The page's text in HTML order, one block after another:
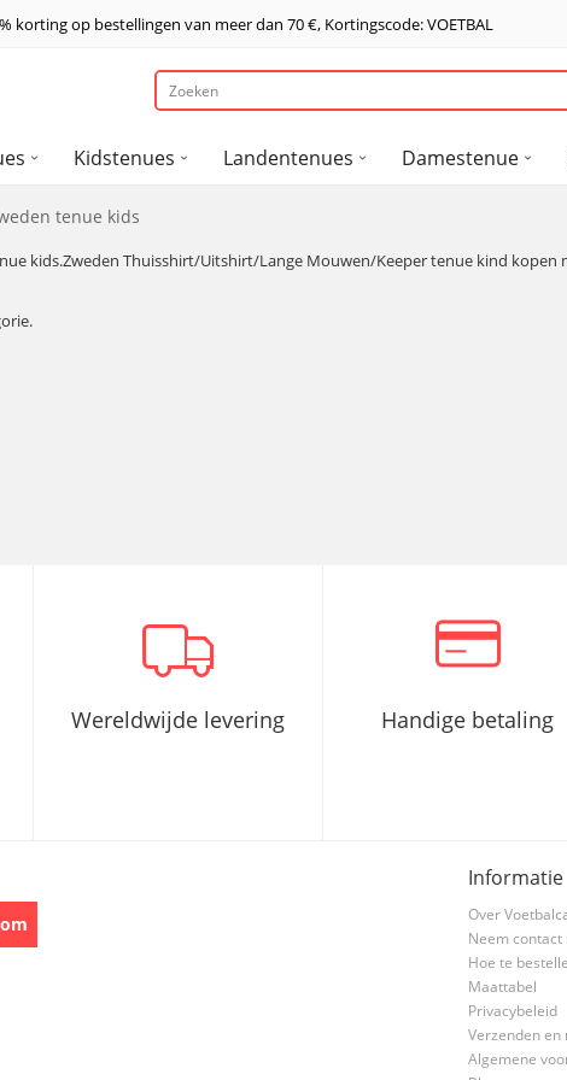
korting op bestellingen van meer dan 70 €, Kortingscode: VOETBAL
Kidstenues Landentenues Damestenue
tenue kids
kids.Zweden Thuisshirt/Uitshirt/Lange Mouwen/Keeper tenue kind kopen
Wereldwijde levering Handige betaling
Informatie
Over
Neem contact
Hoe te
Maattabel
Privacybeleid
Verzenden
Algemene